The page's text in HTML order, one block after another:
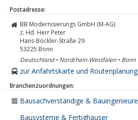
Postadresse:
BB Modernisierungs GmbH (M-AG)
z. Hd. Herr Peter
Hans-Böckler-Straße 29
53225 Bonn
Deutschland • Nordrhein-Westfalen • Bonn
zur Anfahrtskarte und Routenplanung
Branchenzuordnungen:
Bausachverständige & Bauingenieure
Bausysteme & Fertighäuser